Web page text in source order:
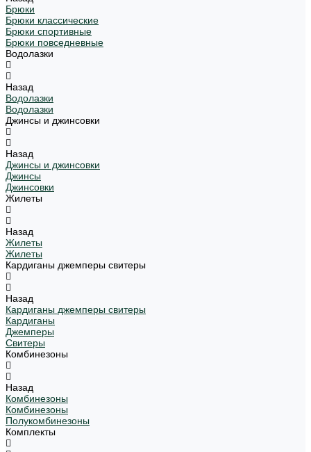
Брюки
Брюки классические
Брюки спортивные
Брюки повседневные
Водолазки
Назад
Водолазки
Водолазки
Джинсы и джинсовки
Назад
Джинсы и джинсовки
Джинсы
Джинсовки
Жилеты
Назад
Жилеты
Жилеты
Кардиганы джемперы свитеры
Назад
Кардиганы джемперы свитеры
Кардиганы
Джемперы
Свитеры
Комбинезоны
Назад
Комбинезоны
Комбинезоны
Полукомбинезоны
Комплекты